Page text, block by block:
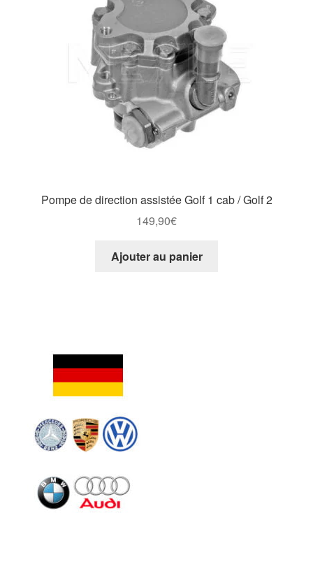
Pompe de direction assistée Golf 1 cab / Golf 2
149,90€
Ajouter au panier